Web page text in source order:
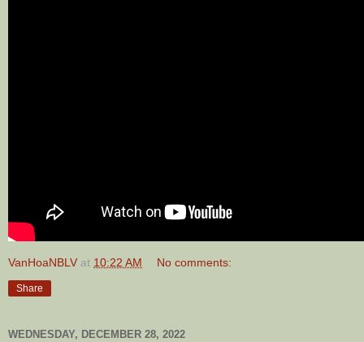
VanHoaNBLV at 10:22 AM No comments:
Share
WEDNESDAY, DECEMBER 28, 2022